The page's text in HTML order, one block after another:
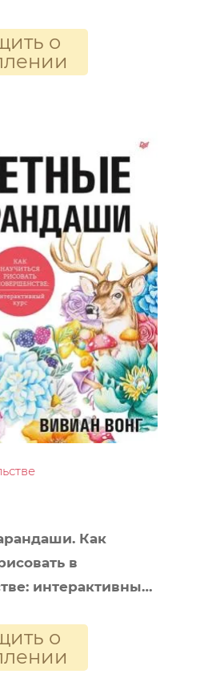
о
Как
в
интерактивный
о